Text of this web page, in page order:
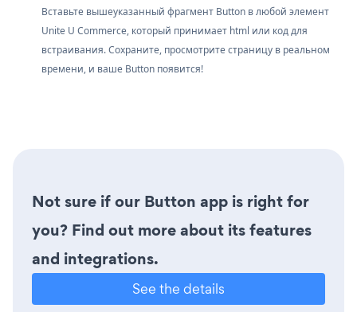
Вставьте вышеуказанный фрагмент Button в любой элемент
Unite U Commerce, который принимает html или код для
встраивания. Сохраните, просмотрите страницу в реальном
времени, и ваше Button появится!
Not sure if our Button app is right for
you? Find out more about its features
and integrations.
See the details